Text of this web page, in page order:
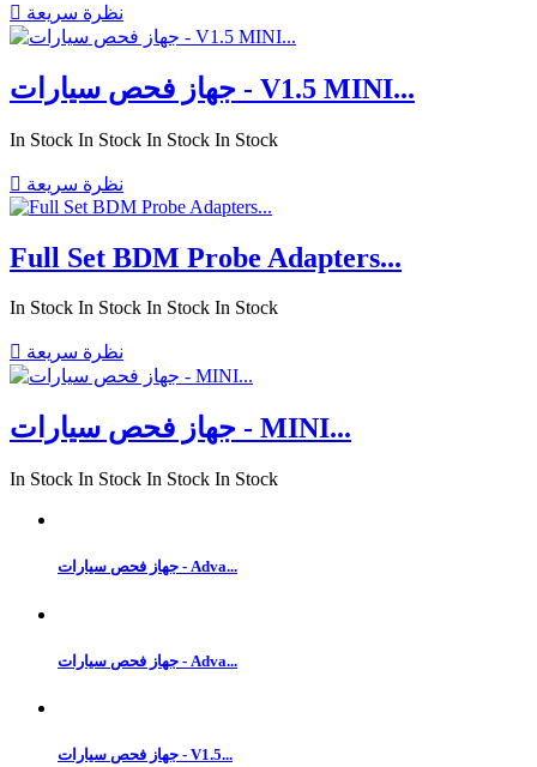
 نظرة سريعة
جهاز فحص سيارات - V1.5 MINI...
In Stock In Stock In Stock In Stock
 نظرة سريعة
Full Set BDM Probe Adapters...
In Stock In Stock In Stock In Stock
 نظرة سريعة
جهاز فحص سيارات - MINI...
In Stock In Stock In Stock In Stock
جهاز فحص سيارات - Adva...
جهاز فحص سيارات - Adva...
جهاز فحص سيارات - V1.5...